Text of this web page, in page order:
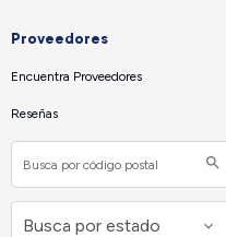
Proveedores
Encuentra Proveedores
Reseñas